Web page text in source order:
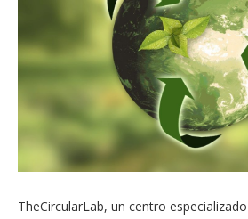
TheCircularLab, un centro